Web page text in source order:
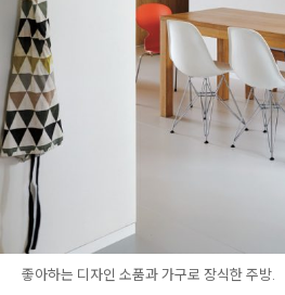
좋아하는 디자인 소품과 가구로 장식한 주방.